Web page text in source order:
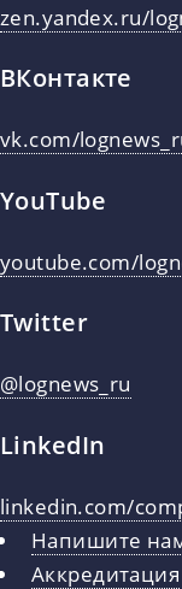
zen.yandex.ru/
ВКонтакте
vk.com/
YouTube
youtube.com/
Twitter
@lognews_ru
LinkedIn
linkedin.com/
Напишите
Аккредитация